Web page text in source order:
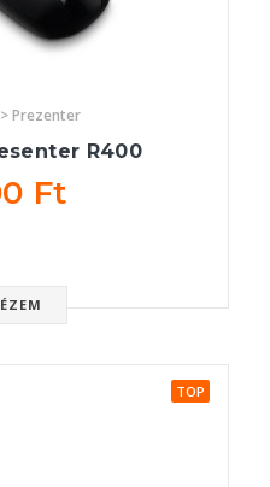
Prezenter
R400
Ft
TOP